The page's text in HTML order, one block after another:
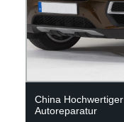
China
Autoreparatur